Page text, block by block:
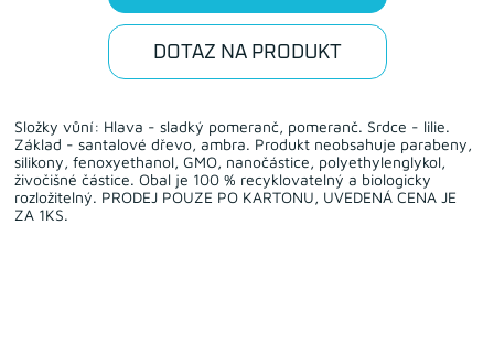
DOTAZ NA PRODUKT
Složky vůní: Hlava - sladký pomeranč, pomeranč. Srdce - lilie.
Základ - santalové dřevo, ambra. Produkt neobsahuje parabeny,
silikony, fenoxyethanol, GMO, nanočástice, polyethylenglykol,
živočišné částice. Obal je 100 % recyklovatelný a biologicky
rozložitelný. PRODEJ POUZE PO KARTONU, UVEDENÁ CENA JE
ZA 1KS.